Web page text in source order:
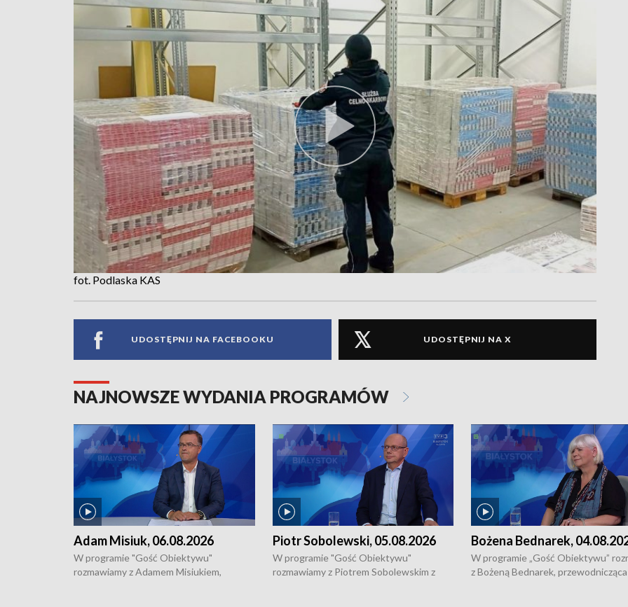
fot. Podlaska KAS
UDOSTĘPNIJ NA FACEBOOKU UDOSTĘPNIJ NA X
NAJNOWSZE WYDANIA PROGRAMÓW
Adam Misiuk, 06.08.2026
W programie "Gość Obiektywu"
rozmawiamy z Adamem Misiukiem,
Piotr Sobolewski, 05.08.2026
W programie "Gość Obiektywu"
rozmawiamy z Piotrem Sobolewskim z
Bożena Bednarek,
W programie „Gość Obiektywu”
z Bożeną Bednarek, przewodnicząca